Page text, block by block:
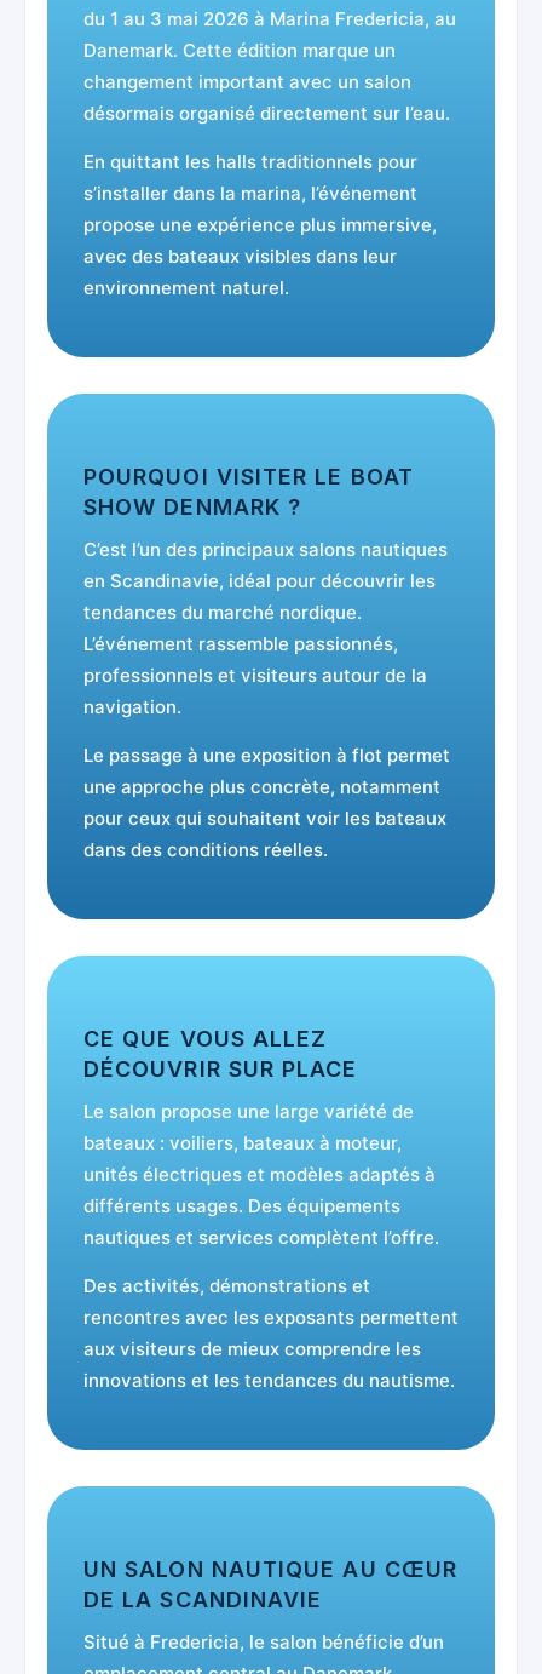
du 1 au 3 mai 2026 à Marina Fredericia, au
Danemark. Cette édition marque un
changement important avec un salon
désormais organisé directement sur l’eau.
En quittant les halls traditionnels pour
s’installer dans la marina, l’événement
propose une expérience plus immersive,
avec des bateaux visibles dans leur
environnement naturel.
POURQUOI VISITER LE BOAT
SHOW DENMARK ?
C’est l’un des principaux salons nautiques
en Scandinavie, idéal pour découvrir les
tendances du marché nordique.
L’événement rassemble passionnés,
professionnels et visiteurs autour de la
navigation.
Le passage à une exposition à flot permet
une approche plus concrète, notamment
pour ceux qui souhaitent voir les bateaux
dans des conditions réelles.
CE QUE VOUS ALLEZ
DÉCOUVRIR SUR PLACE
Le salon propose une large variété de
bateaux : voiliers, bateaux à moteur,
unités électriques et modèles adaptés à
différents usages. Des équipements
nautiques et services complètent l’offre.
Des activités, démonstrations et
rencontres avec les exposants permettent
aux visiteurs de mieux comprendre les
innovations et les tendances du nautisme.
UN SALON NAUTIQUE AU CŒUR
DE LA SCANDINAVIE
Situé à Fredericia, le salon bénéficie d’un